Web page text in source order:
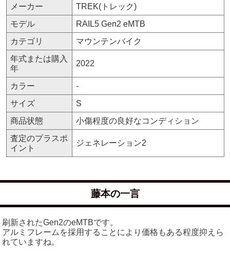
メーカー
TREK(トレック)
モデル
RAIL5 Gen2 eMTB
カテゴリ
マウンテンバイク
年式または購入
年
2022
カラー
-
サイズ
S
商品状態
小傷程度の良好なコンディション
査定のプラスポ
イント
ジェネレーション2
藤本の一言
刷新されたGen2のeMTBです。
アルミフレームを採用することにより価格もある程度抑えら
れていますね。